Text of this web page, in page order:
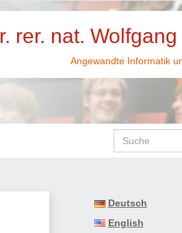
rer. nat.
Angewandte Informatik
Deutsch
English